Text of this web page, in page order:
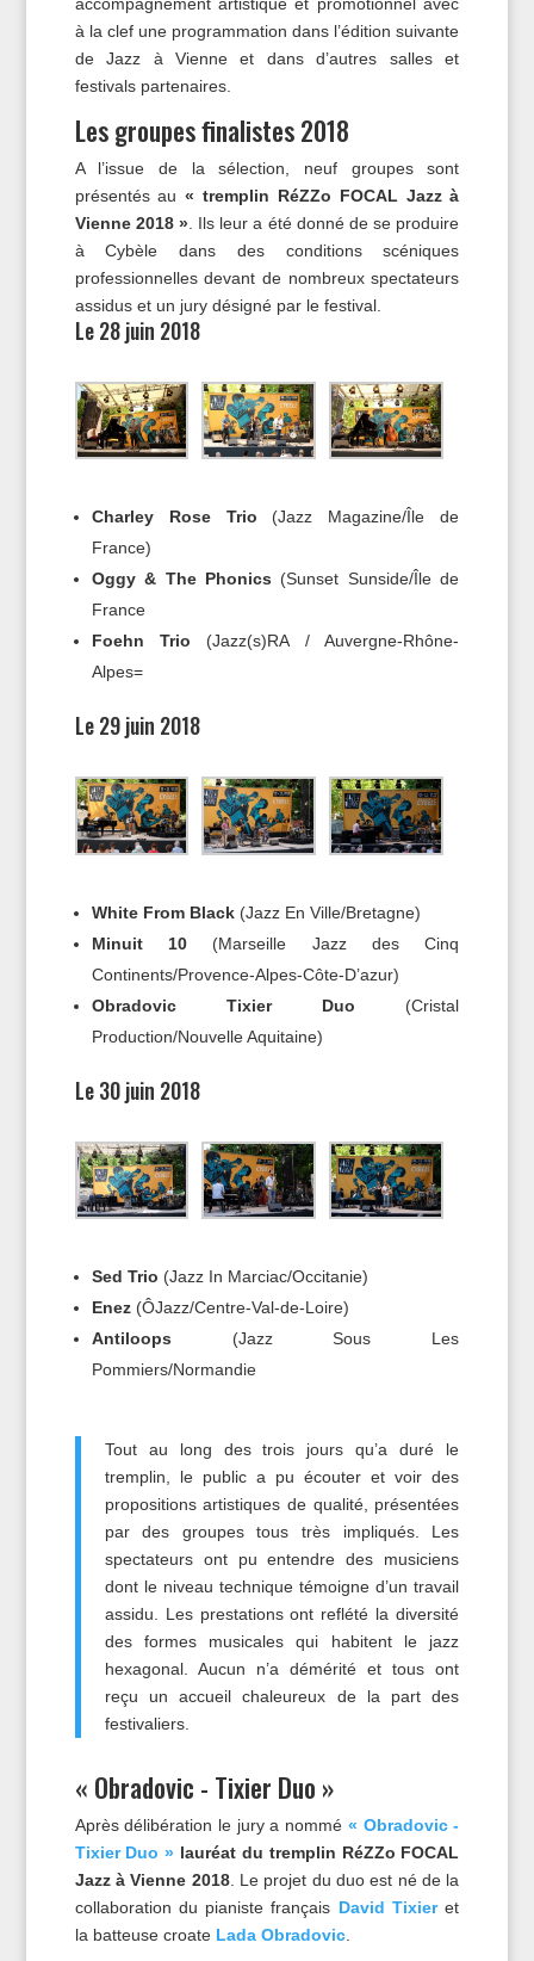
à la clef une programmation dans l’édition suivante
de Jazz à Vienne et dans d’autres salles et
festivals partenaires.
Les groupes finalistes 2018
A l’issue de la sélection, neuf groupes sont
présentés au« tremplin RéZZo FOCAL Jazz à
Vienne 2018 ». Ils leur a été donné de se produire
à Cybèle dans des conditions scéniques
professionnelles devant de nombreux spectateurs
assidus et un jury désigné par le festival.
Le 28 juin 2018
Charley Rose Trio (Jazz Magazine/Île de
France)
Oggy & The Phonics (Sunset Sunside/Île de
France
Foehn Trio (Jazz(s)RA / Auvergne-Rhône-
Alpes=
Le 29 juin 2018
White From Black(Jazz En Ville/Bretagne)
Minuit 10(Marseille Jazz des Cinq
Continents/Provence-Alpes-Côte-D’azur)
Obradovic Tixier Duo (Cristal
Production/Nouvelle Aquitaine)
Le 30 juin 2018
Sed Trio (Jazz In Marciac/Occitanie)
Enez(ÔJazz/Centre-Val-de-Loire)
Antiloops (Jazz Sous Les
Pommiers/Normandie
Tout au long des trois jours qu’a duré le
tremplin, le public a pu écouter et voir des
propositions artistiques de qualité, présentées
par des groupes tous très impliqués. Les
spectateurs ont pu entendre des musiciens
dont le niveau technique témoigne d’un travail
assidu. Les prestations ont reflété la diversité
des formes musicales qui habitent le jazz
hexagonal. Aucun n’a démérité et tous ont
reçu un accueil chaleureux de la part des
festivaliers.
« Obradovic - Tixier Duo »
Après délibération le jury a nommé « Obradovic -
Tixier Duo » lauréat du tremplin RéZZo FOCAL
Jazz à Vienne 2018. Le projet du duo est né de la
collaboration du pianiste français David Tixieret
la batteuse croate Lada Obradovic.